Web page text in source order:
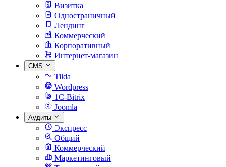
Визитка
Одностраничный
Лендинг
Коммерческий
Корпоративный
Интернет-магазин
CMS
Tilda
Wordpress
1C-Bitrix
Joomla
Аудиты
Экспресс
Общий
Коммерческий
Маркетинговый